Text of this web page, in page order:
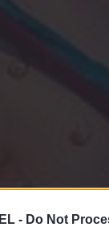
EL - Do Not